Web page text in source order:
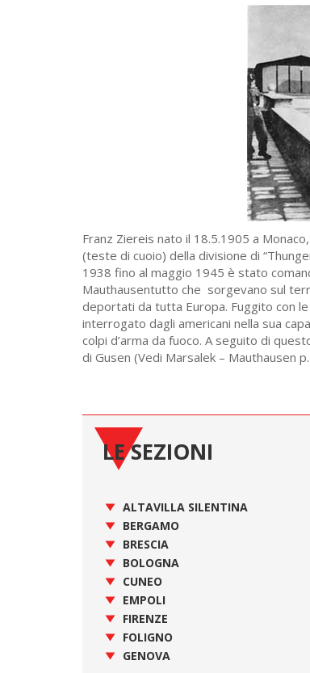
Franz Ziereis nato il 18.5.1905 a
(teste di cuoio) della divisione di
1938 fino al maggio 1945 è stato
Mauthausentutto che sorgevano sul
deportati da tutta Europa. Fuggito con
interrogato dagli americani nella sua
colpi d’arma da fuoco. A seguito di
di Gusen (Vedi Marsalek – Mauthausen
LE SEZIONI
ALTAVILLA SILENTINA
BERGAMO
BRESCIA
BOLOGNA
CUNEO
EMPOLI
FIRENZE
FOLIGNO
GENOVA